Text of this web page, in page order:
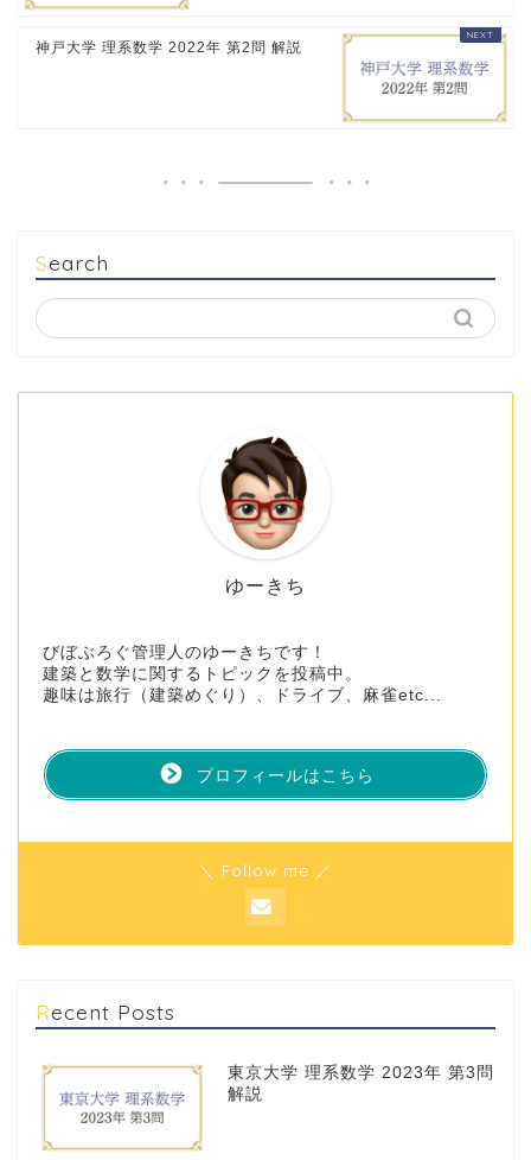
神戸大学 理系数学 2022年 第2問 解説
Search
ゆーきち
びぼぶろぐ管理人のゆーきちです！
建築と数学に関するトピックを投稿中。
趣味は旅行（建築めぐり）、ドライブ、麻雀etc...
プロフィールはこちら
＼ Follow me ／
Recent Posts
東京大学 理系数学 2023年 第3問
解説